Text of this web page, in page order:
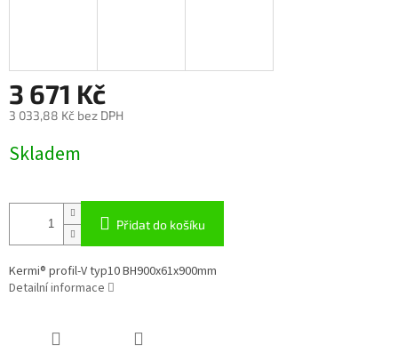
3 671 Kč
3 033,88 Kč bez DPH
cena:
Skladem
Přidat do košíku
Kermi® profil-V typ10 BH900x61x900mm
Detailní informace